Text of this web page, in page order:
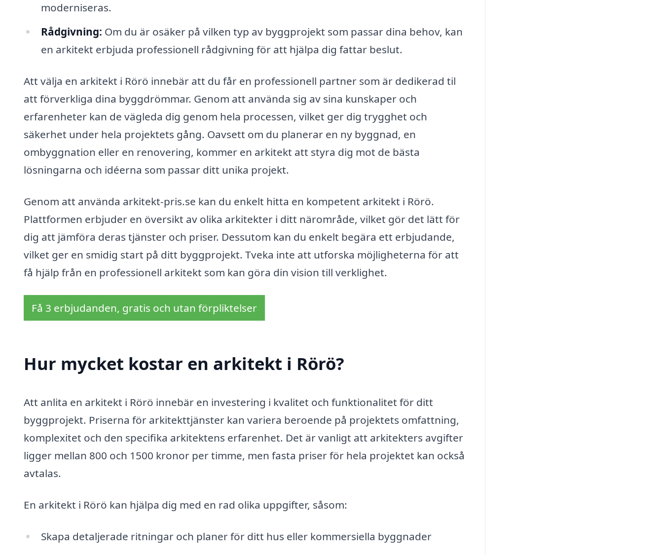
moderniseras.
Rådgivning: Om du är osäker på vilken typ av byggprojekt som passar dina behov, kan
en arkitekt erbjuda professionell rådgivning för att hjälpa dig fattar beslut.
Att välja en arkitekt i Rörö innebär att du får en professionell partner som är dedikerad til
att förverkliga dina byggdrömmar. Genom att använda sig av sina kunskaper och
erfarenheter kan de vägleda dig genom hela processen, vilket ger dig trygghet och
säkerhet under hela projektets gång. Oavsett om du planerar en ny byggnad, en
ombyggnation eller en renovering, kommer en arkitekt att styra dig mot de bästa
lösningarna och idéerna som passar ditt unika projekt.
Genom att använda arkitekt-pris.se kan du enkelt hitta en kompetent arkitekt i Rörö.
Plattformen erbjuder en översikt av olika arkitekter i ditt närområde, vilket gör det lätt för
dig att jämföra deras tjänster och priser. Dessutom kan du enkelt begära ett erbjudande,
vilket ger en smidig start på ditt byggprojekt. Tveka inte att utforska möjligheterna för att
få hjälp från en professionell arkitekt som kan göra din vision till verklighet.
Få 3 erbjudanden, gratis och utan förpliktelser
Hur mycket kostar en arkitekt i Rörö?
Att anlita en arkitekt i Rörö innebär en investering i kvalitet och funktionalitet för ditt
byggprojekt. Priserna för arkitekttjänster kan variera beroende på projektets omfattning,
komplexitet och den specifika arkitektens erfarenhet. Det är vanligt att arkitekters avgifter
ligger mellan 800 och 1500 kronor per timme, men fasta priser för hela projektet kan också
avtalas.
En arkitekt i Rörö kan hjälpa dig med en rad olika uppgifter, såsom:
Skapa detaljerade ritningar och planer för ditt hus eller kommersiella byggnader